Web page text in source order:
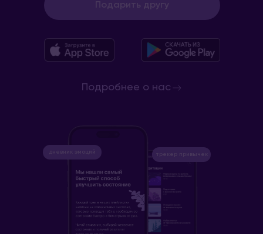
Подарить другу
дневник эмоций трекер привычек
Подробнее о нас